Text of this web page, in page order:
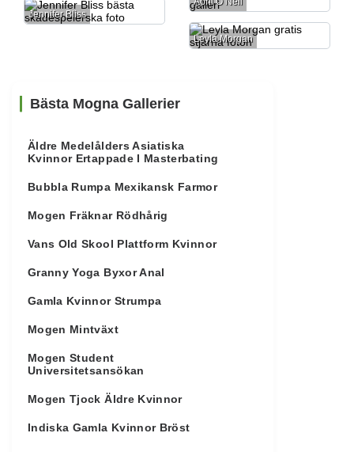
Jennifer Bliss
Leyla Morgan
Bästa Mogna Gallerier
Äldre Medelålders Asiatiska
Kvinnor Ertappade I Masterbating
Bubbla Rumpa Mexikansk Farmor
Mogen Fräknar Rödhårig
Vans Old Skool Plattform Kvinnor
Granny Yoga Byxor Anal
Gamla Kvinnor Strumpa
Mogen Mintväxt
Mogen Student
Universitetsansökan
Mogen Tjock Äldre Kvinnor
Indiska Gamla Kvinnor Bröst